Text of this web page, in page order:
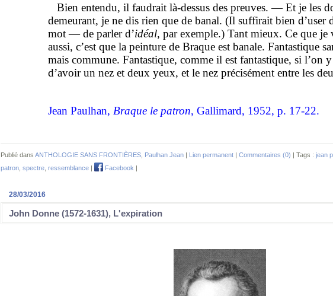
Bien entendu, il faudrait là-dessus des preuves. — Et je les
demeurant, je ne dis rien que de banal. (Il suffirait bien d’user
mot — de parler d’idéal, par exemple.) Tant mieux. Ce que je
aussi, c’est que la peinture de Braque est banale. Fantastique
mais commune. Fantastique, comme il est fantastique, si l’on
d’avoir un nez et deux yeux, et le nez précisément entre les
Jean Paulhan, Braque le patron, Gallimard, 1952, p. 17-22.
Publié dans ANTHOLOGIE SANS FRONTIÈRES Paulhan Jean | Lien permanent | Commentaires (0) | Tags : jean
patron spectre ressemblance | Facebook |
28/03/2016
John Donne (1572-1631), L'expiration